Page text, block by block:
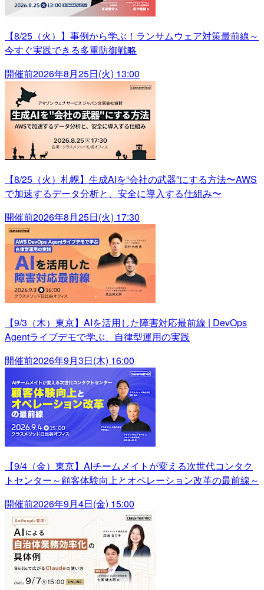
【8/25（火）】事例から学ぶ！ランサムウェア対策最前線～
今すぐ実践できる多重防御戦略
開催前2026年8月25日(火) 13:00
【8/25（火）札幌】生成AIを“会社の武器”にする方法〜AWS
で加速するデータ分析と、安全に導入する仕組み〜
開催前2026年8月25日(火) 17:30
【9/3（木）東京】AIを活用した障害対応最前線 | DevOps
Agentライブデモで学ぶ、自律型運用の実践
開催前2026年9月3日(木) 16:00
【9/4（金）東京】AIチームメイトが変える次世代コンタク
トセンター～顧客体験向上とオペレーション改革の最前線～
開催前2026年9月4日(金) 15:00